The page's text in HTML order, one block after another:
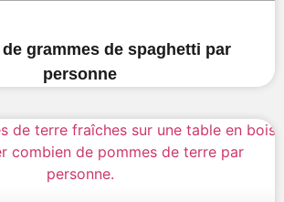
grammes de spaghetti par
personne